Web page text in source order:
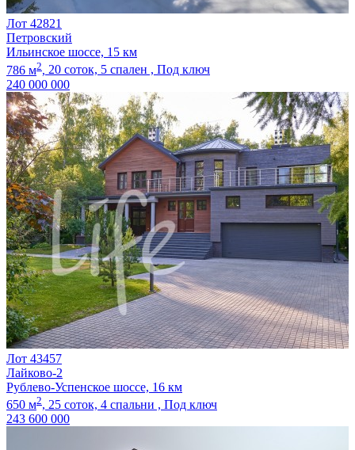
Лот 42821
Петровский
Ильинское шоссе, 15 км
786 м2, 20 соток, 5 спален , Под ключ
240 000 000
Лот 43457
Лайково-2
Рублево-Успенское шоссе, 16 км
650 м2, 25 соток, 4 спальни , Под ключ
243 600 000